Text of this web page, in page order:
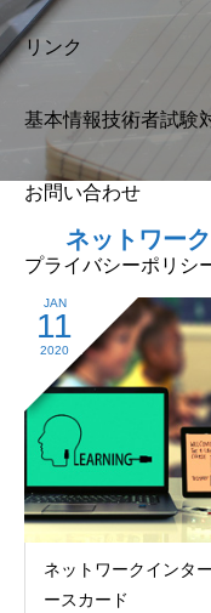
リンク
基本情報技術者試験
お問い合わせ
プライバシーポリシ
ネットワー
JAN
11
2020
ネットワークインタ
ースカード